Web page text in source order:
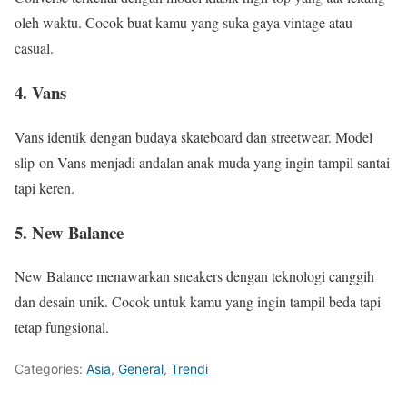
oleh waktu. Cocok buat kamu yang suka gaya vintage atau
casual.
4. Vans
Vans identik dengan budaya skateboard dan streetwear. Model
slip-on Vans menjadi andalan anak muda yang ingin tampil santai
tapi keren.
5. New Balance
New Balance menawarkan sneakers dengan teknologi canggih
dan desain unik. Cocok untuk kamu yang ingin tampil beda tapi
tetap fungsional.
Categories: Asia, General, Trendi